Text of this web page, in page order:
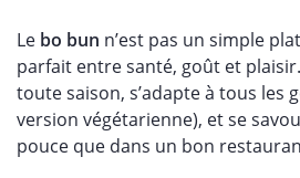
Le bo bun n’est pas un simple
parfait entre santé, goût et
toute saison, s’adapte à tous les
version végétarienne), et se
pouce que dans un bon